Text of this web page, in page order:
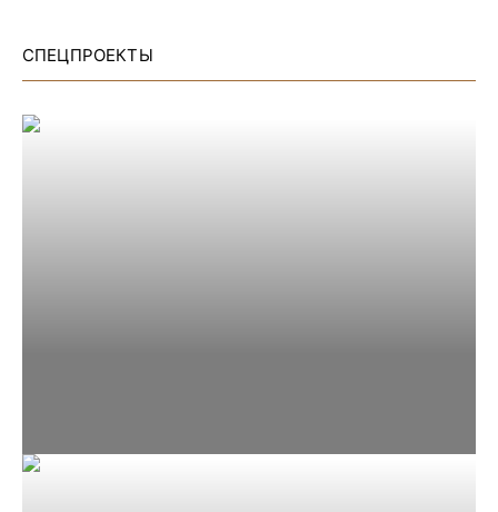
СПЕЦПРОЕКТЫ